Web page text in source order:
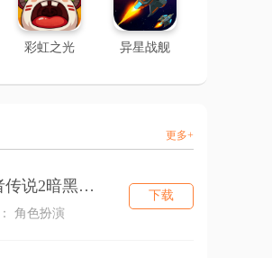
彩虹之光 异星战舰
更多+
勇者传说2暗黑崛起
角色扮演
下载